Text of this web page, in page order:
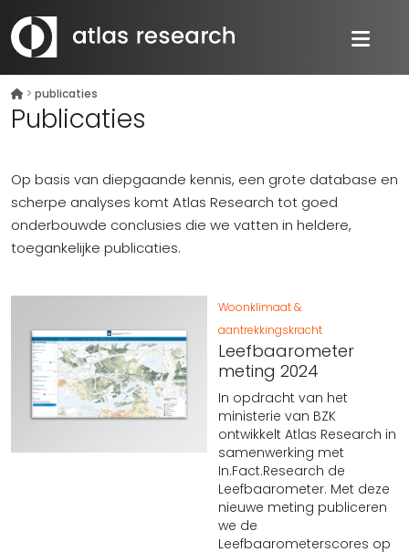
> publicaties
Publicaties
Op basis van diepgaande kennis, een grote database en
scherpe analyses komt Atlas Research tot goed
onderbouwde conclusies die we vatten in heldere,
toegankelijke publicaties.
Woonklimaat &
aantrekkingskracht
Leefbaarometer
meting 2024
In opdracht van het
ministerie van BZK
ontwikkelt Atlas Research in
samenwerking met
In.Fact.Research de
Leefbaarometer. Met deze
nieuwe meting publiceren
we de
Leefbaarometerscores op